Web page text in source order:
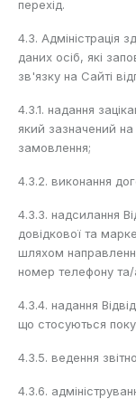
перехід.
4.3. Адміністрація
даних осіб, які
зв'язку на Сайті
4.3.1. надання
який зазначений на
замовлення;
4.3.2. виконання
4.3.3. надсилання
довідкової та
шляхом
номер телефону
4.3.4. надання
що стосуються
4.3.5. ведення
4.3.6.